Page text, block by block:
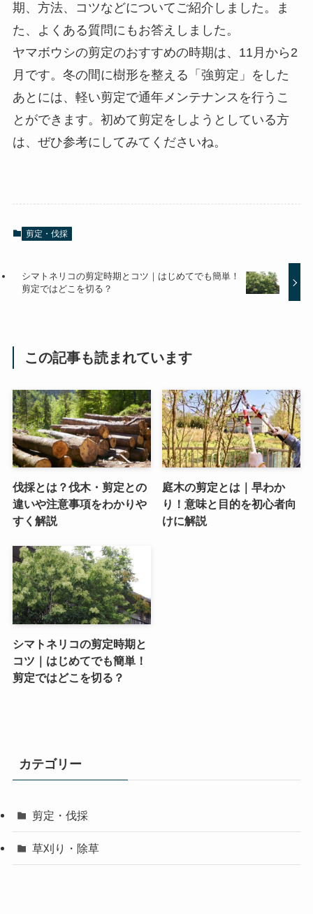
期、方法、コツなどについてご紹介しました。ま
た、よくある質問にもお答えしました。
ヤマボウシの剪定のおすすめの時期は、11月から2
月です。冬の間に樹形を整える「強剪定」をした
あとには、軽い剪定で通年メンテナンスを行うこ
とができます。初めて剪定をしようとしている方
は、ぜひ参考にしてみてくださいね。
剪定・伐採
シマトネリコの剪定時期とコツ｜はじめてでも簡単！
剪定ではどこを切る？
この記事も読まれています
伐採とは？伐木・剪定との
違いや注意事項をわかりや
すく解説
庭木の剪定とは｜早わか
り！意味と目的を初心者向
けに解説
シマトネリコの剪定時期と
コツ｜はじめてでも簡単！
剪定ではどこを切る？
カテゴリー
剪定・伐採
草刈り・除草